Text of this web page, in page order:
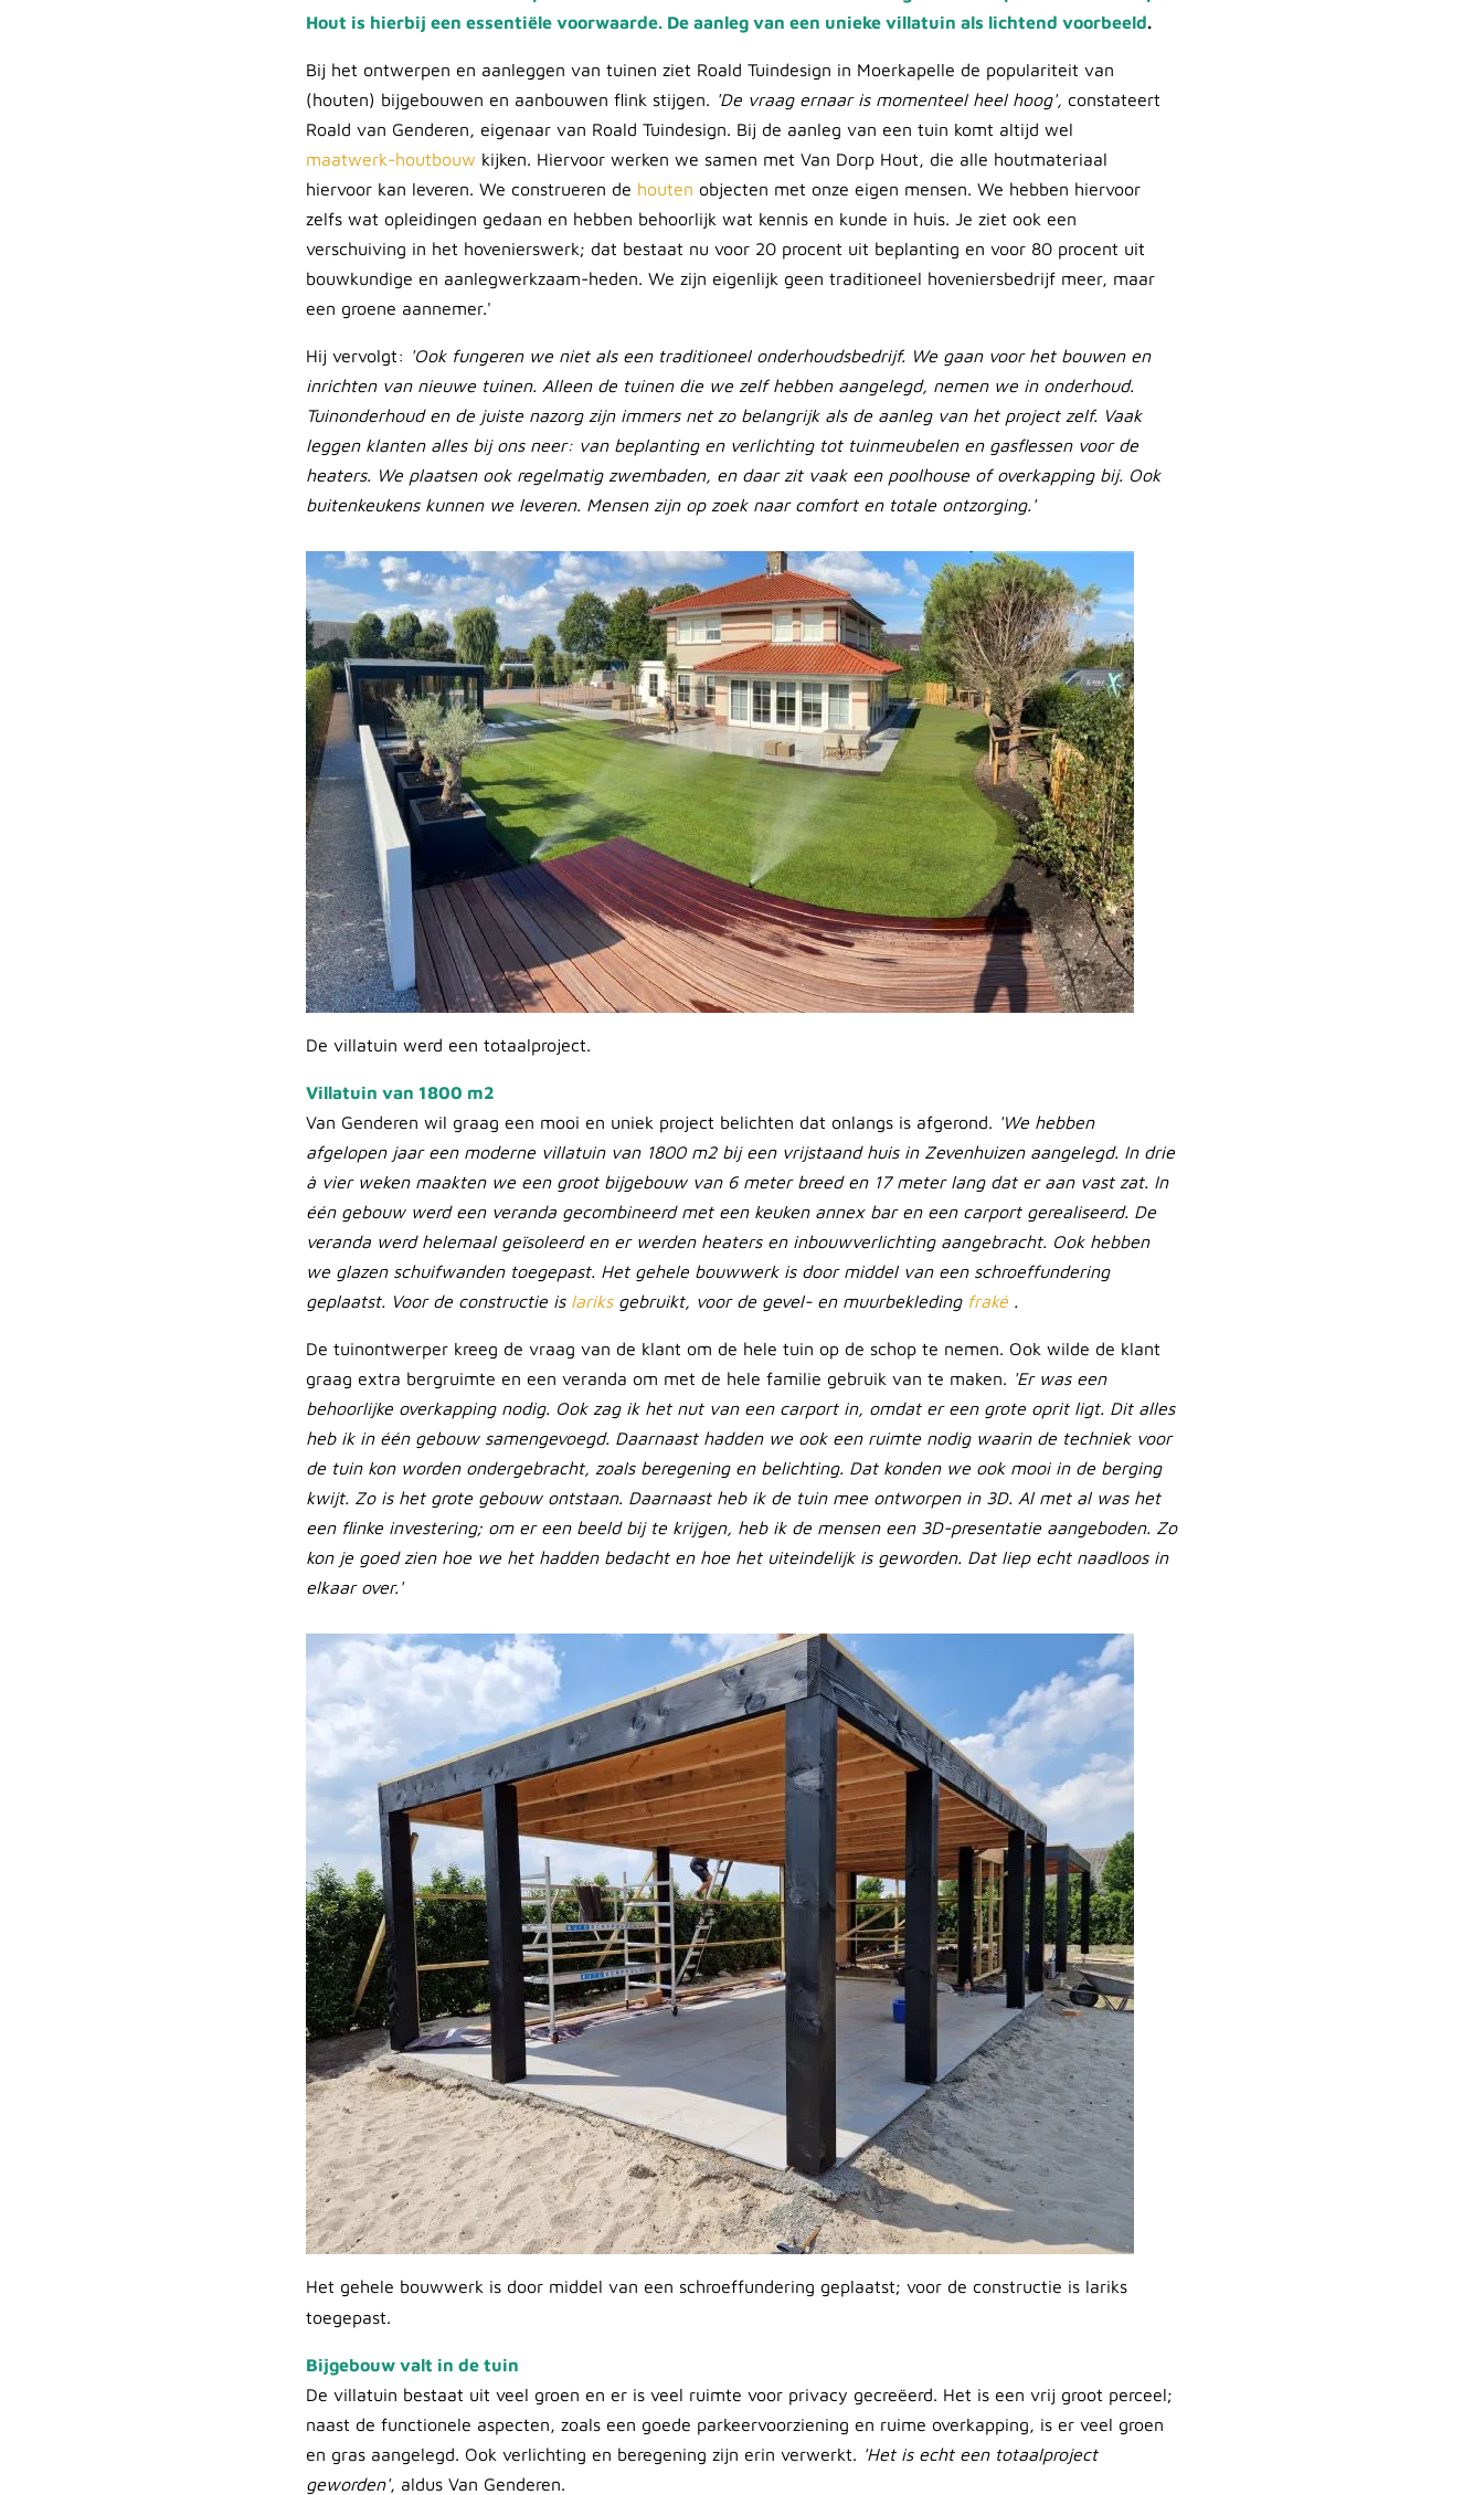
Hout is hierbij een essentiële voorwaarde. De aanleg van een unieke villatuin als lichtend voorbeeld.
Bij het ontwerpen en aanleggen van tuinen ziet Roald Tuindesign in Moerkapelle de populariteit van
(houten) bijgebouwen en aanbouwen flink stijgen. 'De vraag ernaar is momenteel heel hoog', constateert
Roald van Genderen, eigenaar van Roald Tuindesign. Bij de aanleg van een tuin komt altijd wel
maatwerk-houtbouw kijken. Hiervoor werken we samen met Van Dorp Hout, die alle houtmateriaal
hiervoor kan leveren. We construeren de houten objecten met onze eigen mensen. We hebben hiervoor
zelfs wat opleidingen gedaan en hebben behoorlijk wat kennis en kunde in huis. Je ziet ook een
verschuiving in het hovenierswerk; dat bestaat nu voor 20 procent uit beplanting en voor 80 procent uit
bouwkundige en aanlegwerkzaam-heden. We zijn eigenlijk geen traditioneel hoveniersbedrijf meer, maar
een groene aannemer.'
Hij vervolgt: 'Ook fungeren we niet als een traditioneel onderhoudsbedrijf. We gaan voor het bouwen en
inrichten van nieuwe tuinen. Alleen de tuinen die we zelf hebben aangelegd, nemen we in onderhoud.
Tuinonderhoud en de juiste nazorg zijn immers net zo belangrijk als de aanleg van het project zelf. Vaak
leggen klanten alles bij ons neer: van beplanting en verlichting tot tuinmeubelen en gasflessen voor de
heaters. We plaatsen ook regelmatig zwembaden, en daar zit vaak een poolhouse of overkapping bij. Ook
buitenkeukens kunnen we leveren. Mensen zijn op zoek naar comfort en totale ontzorging.'
De villatuin werd een totaalproject.
Villatuin van 1800 m2
Van Genderen wil graag een mooi en uniek project belichten dat onlangs is afgerond. 'We hebben
afgelopen jaar een moderne villatuin van 1800 m2 bij een vrijstaand huis in Zevenhuizen aangelegd. In drie
à vier weken maakten we een groot bijgebouw van 6 meter breed en 17 meter lang dat er aan vast zat. In
één gebouw werd een veranda gecombineerd met een keuken annex bar en een carport gerealiseerd. De
veranda werd helemaal geïsoleerd en er werden heaters en inbouwverlichting aangebracht. Ook hebben
we glazen schuifwanden toegepast. Het gehele bouwwerk is door middel van een schroeffundering
geplaatst. Voor de constructie is lariksgebruikt, voor de gevel- en muurbekleding fraké .
De tuinontwerper kreeg de vraag van de klant om de hele tuin op de schop te nemen. Ook wilde de klant
graag extra bergruimte en een veranda om met de hele familie gebruik van te maken. 'Er was een
behoorlijke overkapping nodig. Ook zag ik het nut van een carport in, omdat er een grote oprit ligt. Dit alles
heb ik in één gebouw samengevoegd. Daarnaast hadden we ook een ruimte nodig waarin de techniek voor
de tuin kon worden ondergebracht, zoals beregening en belichting. Dat konden we ook mooi in de berging
kwijt. Zo is het grote gebouw ontstaan. Daarnaast heb ik de tuin mee ontworpen in 3D. Al met al was het
een flinke investering; om er een beeld bij te krijgen, heb ik de mensen een 3D-presentatie aangeboden. Zo
kon je goed zien hoe we het hadden bedacht en hoe het uiteindelijk is geworden. Dat liep echt naadloos in
elkaar over.'
Het gehele bouwwerk is door middel van een schroeffundering geplaatst; voor de constructie is lariks
toegepast.
Bijgebouw valt in de tuin
De villatuin bestaat uit veel groen en er is veel ruimte voor privacy gecreëerd. Het is een vrij groot perceel;
naast de functionele aspecten, zoals een goede parkeervoorziening en ruime overkapping, is er veel groen
en gras aangelegd. Ook verlichting en beregening zijn erin verwerkt.
'Het is echt een totaalproject
geworden', aldus Van Genderen.